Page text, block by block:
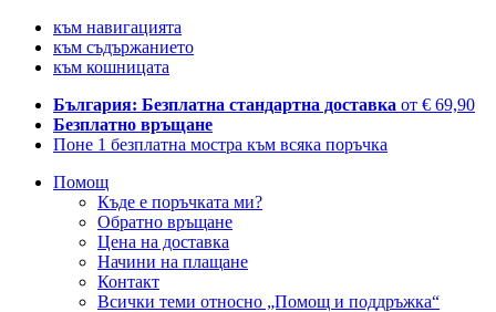
към навигацията
към съдържанието
към кошницата
България: Безплатна стандартна доставка от € 69,90
Безплатно връщане
Поне 1 безплатна мостра към всяка поръчка
Помощ
Къде е поръчката ми?
Обратно връщане
Цена на доставка
Начини на плащане
Контакт
Всички теми относно „Помощ и поддръжка“